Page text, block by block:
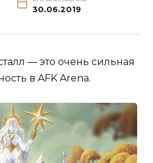
30.06.2019
— это очень сильная
в AFK Arena.